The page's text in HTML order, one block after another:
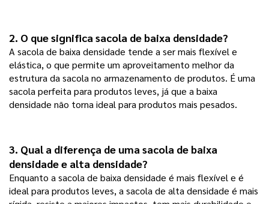
2. O que significa sacola de baixa densidade?
A sacola de baixa densidade tende a ser mais flexível e
elástica, o que permite um aproveitamento melhor da
estrutura da sacola no armazenamento de produtos. É uma
sacola perfeita para produtos leves, já que a baixa
densidade não torna ideal para produtos mais pesados.
3. Qual a diferença de uma sacola de baixa
densidade e alta densidade?
Enquanto a sacola de baixa densidade é mais flexível e é
ideal para produtos leves, a sacola de alta densidade é mais